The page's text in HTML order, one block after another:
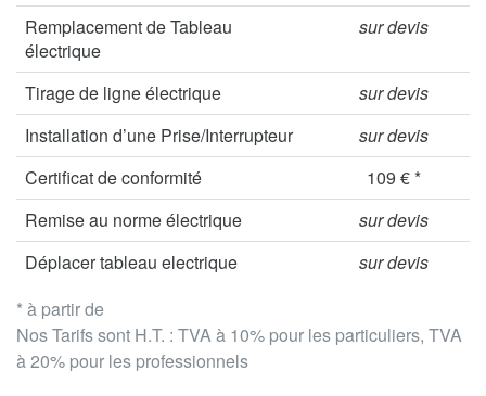
* à partir de
Nos Tarifs sont H.T. : TVA à 10% pour les particuliers, TVA
à 20% pour les professionnels
Remplacement de Tableau
électrique
sur devis
Tirage de ligne électrique
sur devis
Installation d’une Prise/Interrupteur
sur devis
Certificat de conformité
109 € *
Remise au norme électrique
sur devis
Déplacer tableau electrique
sur devis